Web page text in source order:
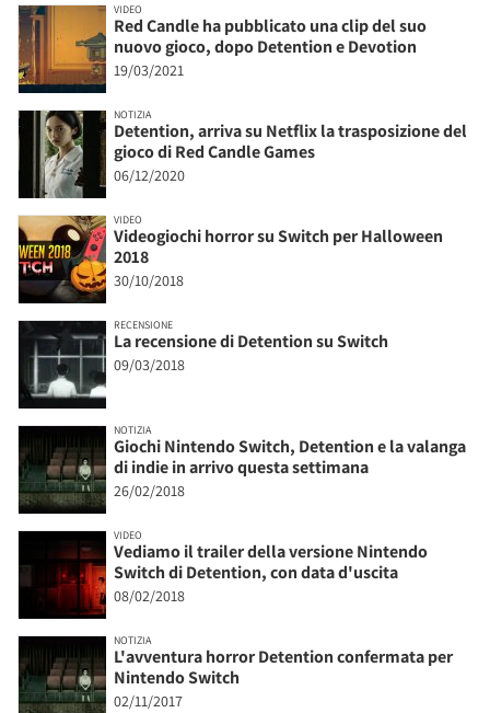
VIDEO
Red Candle ha pubblicato una clip del suo
nuovo gioco, dopo Detention e Devotion
19/03/2021
NOTIZIA
Detention, arriva su Netflix la trasposizione del
gioco di Red Candle Games
06/12/2020
VIDEO
Videogiochi horror su Switch per Halloween
2018
30/10/2018
RECENSIONE
La recensione di Detention su Switch
09/03/2018
NOTIZIA
Giochi Nintendo Switch, Detention e la valanga
di indie in arrivo questa settimana
26/02/2018
VIDEO
Vediamo il trailer della versione Nintendo
Switch di Detention, con data d'uscita
08/02/2018
NOTIZIA
L'avventura horror Detention confermata per
Nintendo Switch
02/11/2017